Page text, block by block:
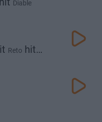
Diable
Reto hit